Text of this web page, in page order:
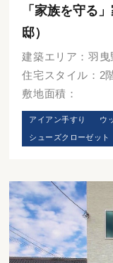
「家族を守る
邸）
建築エリア：羽曳
住宅スタイル：2
敷地面積：
アイアン手すり ウ
シューズクローゼット